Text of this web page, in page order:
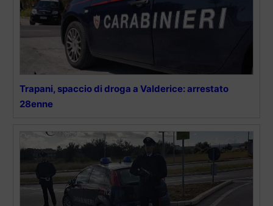
Trapani, spaccio di droga a Valderice: arrestato
28enne